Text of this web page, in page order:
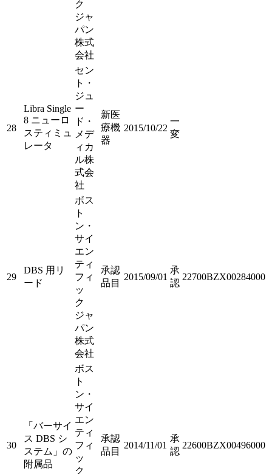
ク
ジャ
パン
株式
会社
28
Libra Single
8 ニューロ
スティミュ
レータ
セン
ト・
ジュ
ー
ド・
メデ
ィカ
ル株
式会
社
新医
療機
器
2015/10/22
一
変
29
DBS 用リ
ード
ボス
ト
ン・
サイ
エン
ティ
フィ
ッ
ク
ジャ
パン
株式
会社
承認
品目
2015/09/01
承
認
22700BZX00284000
30
「バーサイ
ス DBS シ
ステム」の
附属品
ボス
ト
ン・
サイ
エン
ティ
フィ
ッ
ク
承認
品目
2014/11/01
承
認
22600BZX00496000